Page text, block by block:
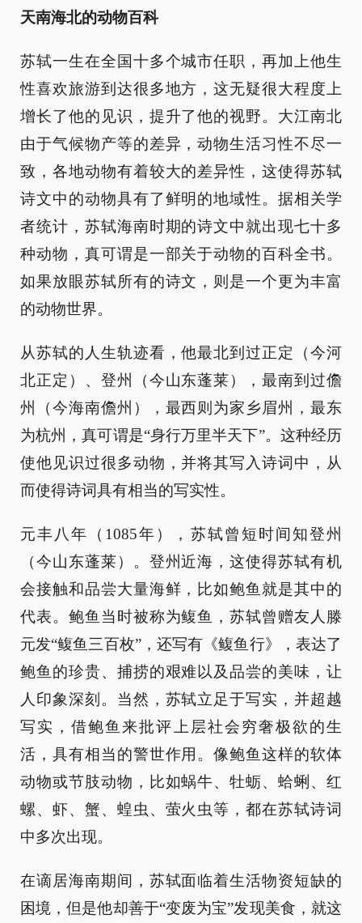
天南海北的动物百科
苏轼一生在全国十多个城市任职，再加上他生
性喜欢旅游到达很多地方，这无疑很大程度上
增长了他的见识，提升了他的视野。大江南北
由于气候物产等的差异，动物生活习性不尽一
致，各地动物有着较大的差异性，这使得苏轼
诗文中的动物具有了鲜明的地域性。据相关学
者统计，苏轼海南时期的诗文中就出现七十多
种动物，真可谓是一部关于动物的百科全书。
如果放眼苏轼所有的诗文，则是一个更为丰富
的动物世界。
从苏轼的人生轨迹看，他最北到过正定（今河
北正定）、登州（今山东蓬莱），最南到过儋
州（今海南儋州），最西则为家乡眉州，最东
为杭州，真可谓是“身行万里半天下”。这种经历
使他见识过很多动物，并将其写入诗词中，从
而使得诗词具有相当的写实性。
元丰八年（1085年），苏轼曾短时间知登州
（今山东蓬莱）。登州近海，这使得苏轼有机
会接触和品尝大量海鲜，比如鲍鱼就是其中的
代表。鲍鱼当时被称为鳆鱼，苏轼曾赠友人滕
元发“鳆鱼三百枚”，还写有《鳆鱼行》，表达了
鲍鱼的珍贵、捕捞的艰难以及品尝的美味，让
人印象深刻。当然，苏轼立足于写实，并超越
写实，借鲍鱼来批评上层社会穷奢极欲的生
活，具有相当的警世作用。像鲍鱼这样的软体
动物或节肢动物，比如蜗牛、牡蛎、蛤蜊、红
螺、虾、蟹、蝗虫、萤火虫等，都在苏轼诗词
中多次出现。
在谪居海南期间，苏轼面临着生活物资短缺的
困境，但是他却善于“变废为宝”发现美食，就这